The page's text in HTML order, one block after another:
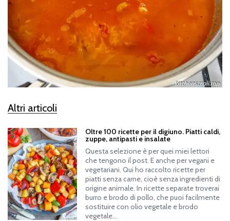
Altri articoli
Oltre 100 ricette per il digiuno. Piatti caldi,
zuppe, antipasti e insalate
Questa selezione è per quei miei lettori
che tengono il post. E anche per vegani e
vegetariani. Qui ho raccolto ricette per
piatti senza carne, cioè senza ingredienti di
origine animale. In ricette separate troverai
burro e brodo di pollo, che puoi facilmente
sostituire con olio vegetale e brodo
vegetale…